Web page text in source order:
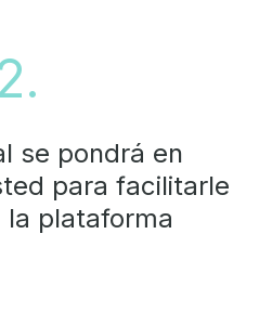
se pondrá en
para facilitarle
la plataforma